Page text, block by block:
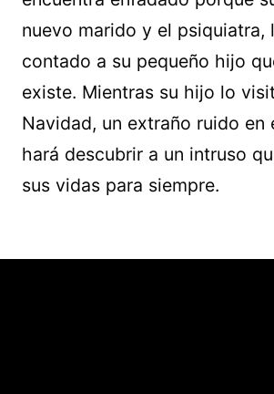
nuevo marido y el psiquiatra,
contado a su pequeño hijo
existe. Mientras su hijo lo
Navidad, un extraño ruido en
hará descubrir a un intruso
sus vidas para siempre.